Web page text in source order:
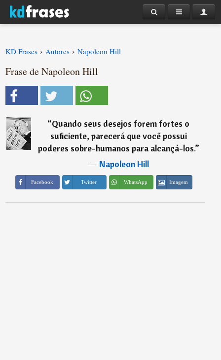
KD Frases › Autores › Napoleon Hill
Frase de Napoleon Hill
“Quando seus desejos forem fortes o
suficiente, parecerá que você possui
poderes sobre-humanos para alcançá-los.”
―Napoleon Hill
Facebook Twitter WhatsApp Imagem